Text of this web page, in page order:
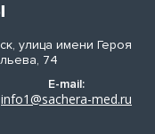
улица имени Героя
74
E-mail:
info1@sachera-med.ru